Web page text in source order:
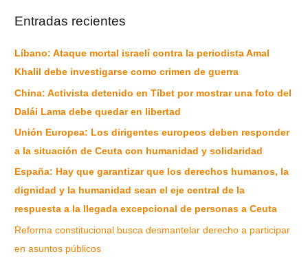
Entradas recientes
Líbano: Ataque mortal israelí contra la periodista Amal
Khalil debe investigarse como crimen de guerra
China: Activista detenido en Tíbet por mostrar una foto del
Dalái Lama debe quedar en libertad
Unión Europea: Los dirigentes europeos deben responder
a la situación de Ceuta con humanidad y solidaridad
España: Hay que garantizar que los derechos humanos, la
dignidad y la humanidad sean el eje central de la
respuesta a la llegada excepcional de personas a Ceuta
Reforma constitucional busca desmantelar derecho a participar
en asuntos públicos